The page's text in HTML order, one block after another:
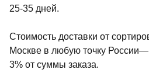
25-35 дней.
Стоимость доставки от
Москве в любую точку России—
3% от суммы заказа.